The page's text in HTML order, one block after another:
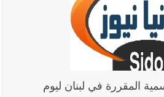
نادي الأهلي صيدا بإحرازه بطولة لبنان
على التوالي
المقررة في لبنان ليوم